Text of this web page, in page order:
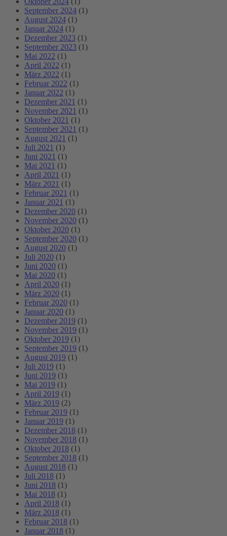
September 2024 (1)
August 2024 (1)
Januar 2024 (1)
Dezember 2023 (1)
September 2023 (1)
Mai 2022 (1)
April 2022 (1)
März 2022 (1)
Februar 2022 (1)
Januar 2022 (1)
Dezember 2021 (1)
November 2021 (1)
Oktober 2021 (1)
September 2021 (1)
August 2021 (1)
Juli 2021 (1)
Juni 2021 (1)
Mai 2021 (1)
April 2021 (1)
März 2021 (1)
Februar 2021 (1)
Januar 2021 (1)
Dezember 2020 (1)
November 2020 (1)
Oktober 2020 (1)
September 2020 (1)
August 2020 (1)
Juli 2020 (1)
Juni 2020 (1)
Mai 2020 (1)
April 2020 (1)
März 2020 (1)
Februar 2020 (1)
Januar 2020 (1)
Dezember 2019 (1)
November 2019 (1)
Oktober 2019 (1)
September 2019 (1)
August 2019 (1)
Juli 2019 (1)
Juni 2019 (1)
Mai 2019 (1)
April 2019 (1)
März 2019 (2)
Februar 2019 (1)
Januar 2019 (1)
Dezember 2018 (1)
November 2018 (1)
Oktober 2018 (1)
September 2018 (1)
August 2018 (1)
Juli 2018 (1)
Juni 2018 (1)
Mai 2018 (1)
April 2018 (1)
März 2018 (1)
Februar 2018 (1)
Januar 2018 (1)